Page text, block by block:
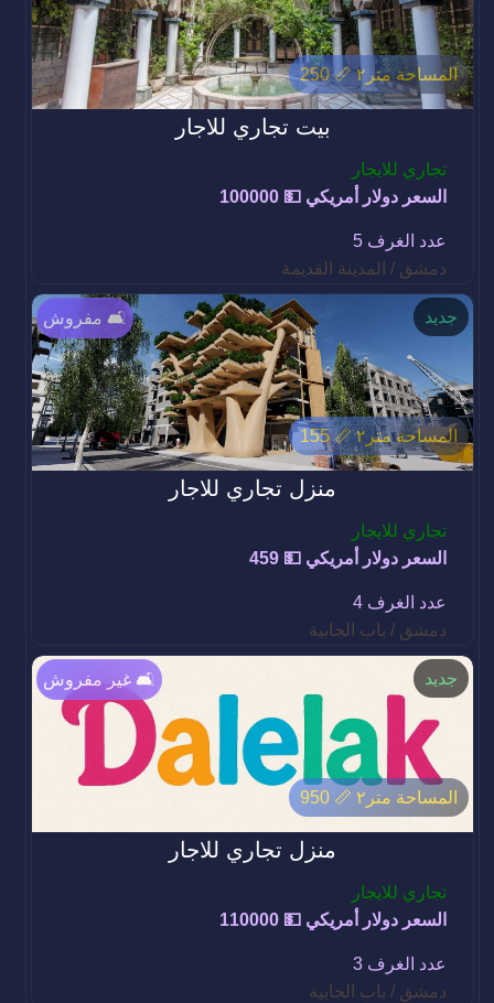
بيت تجاري للاجار
تجاري للايجار
السعر دولار أمريكي 💵 100000
المساحة متر٢ 📏 250
عدد الغرف 5
دمشق / المدينة القديمة
منزل تجاري للاجار
تجاري للايجار
مفروش 🛋️
السعر دولار أمريكي 💵 459
المساحة متر٢ 📏 155
جديد
عدد الغرف 4
دمشق / باب الجابية
منزل تجاري للاجار
تجاري للايجار
غير مفروش 🛋️
السعر دولار أمريكي 💵 110000
المساحة متر٢ 📏 950
جديد
عدد الغرف 3
دمشق / باب الجابية